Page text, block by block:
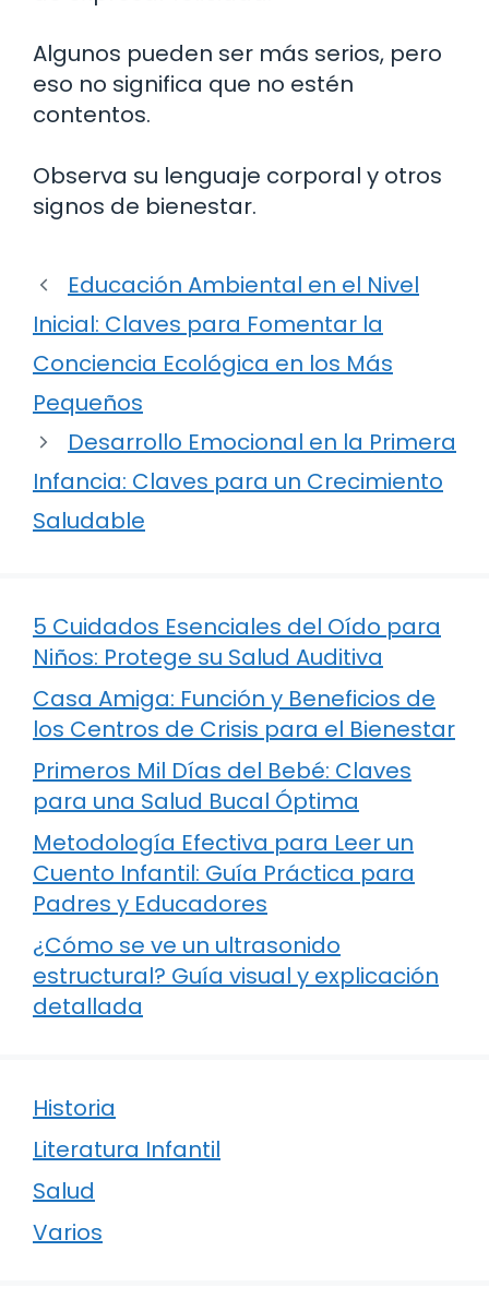
Algunos pueden ser más serios, pero
eso no significa que no estén
contentos.
Observa su lenguaje corporal y otros
signos de bienestar.
Educación Ambiental en el Nivel
Inicial: Claves para Fomentar la
Conciencia Ecológica en los Más
Pequeños
Desarrollo Emocional en la Primera
Infancia: Claves para un Crecimiento
Saludable
5 Cuidados Esenciales del Oído para
Niños: Protege su Salud Auditiva
Casa Amiga: Función y Beneficios de
los Centros de Crisis para el Bienestar
Primeros Mil Días del Bebé: Claves
para una Salud Bucal Óptima
Metodología Efectiva para Leer un
Cuento Infantil: Guía Práctica para
Padres y Educadores
¿Cómo se ve un ultrasonido
estructural? Guía visual y explicación
detallada
Historia
Literatura Infantil
Salud
Varios